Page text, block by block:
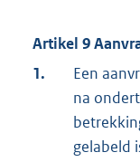
Artikel 9
1.
Een
na
gelabeld